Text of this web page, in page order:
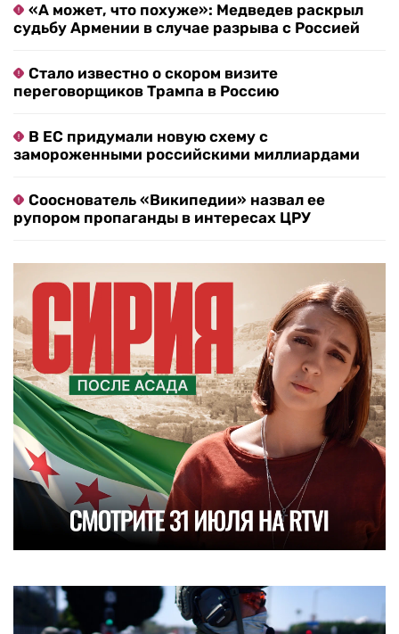
«А может, что похуже»: Медведев раскрыл
судьбу Армении в случае разрыва с Россией
Стало известно о скором визите
переговорщиков Трампа в Россию
В ЕС придумали новую схему с
замороженными российскими миллиардами
Сооснователь «Википедии» назвал ее
рупором пропаганды в интересах ЦРУ